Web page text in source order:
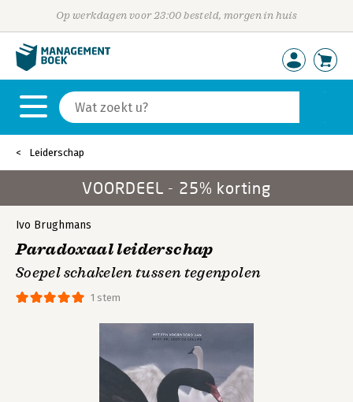
Op werkdagen voor 23:00 besteld, morgen in huis
Leiderschap
VOORDEEL - 25% korting
1 stem
Ivo Brughmans
Paradoxaal leiderschap
Soepel schakelen tussen tegenpolen